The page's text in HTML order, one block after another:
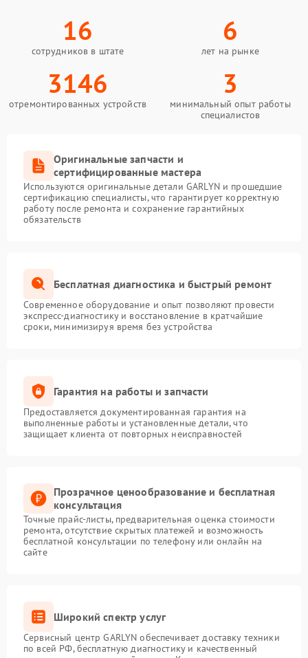
16
сотрудников в штате
6
лет на рынке
3146
отремонтированных устройств
3
минимальный опыт работы
специалистов
Оригинальные запчасти и
сертифицированные мастера
Используются оригинальные детали GARLYN и прошедшие
сертификацию специалисты, что гарантирует корректную
работу после ремонта и сохранение гарантийных
обязательств
Бесплатная диагностика и быстрый ремонт
Современное оборудование и опыт позволяют провести
экспресс-диагностику и восстановление в кратчайшие
сроки, минимизируя время без устройства
Гарантия на работы и запчасти
Предоставляется документированная гарантия на
выполненные работы и установленные детали, что
защищает клиента от повторных неисправностей
Прозрачное ценообразование и бесплатная
консультация
Точные прайс-листы, предварительная оценка стоимости
ремонта, отсутствие скрытых платежей и возможность
бесплатной консультации по телефону или онлайн на
сайте
Широкий спектр услуг
Сервисный центр GARLYN обеспечивает доставку техники
по всей РФ, бесплатную диагностику и качественный